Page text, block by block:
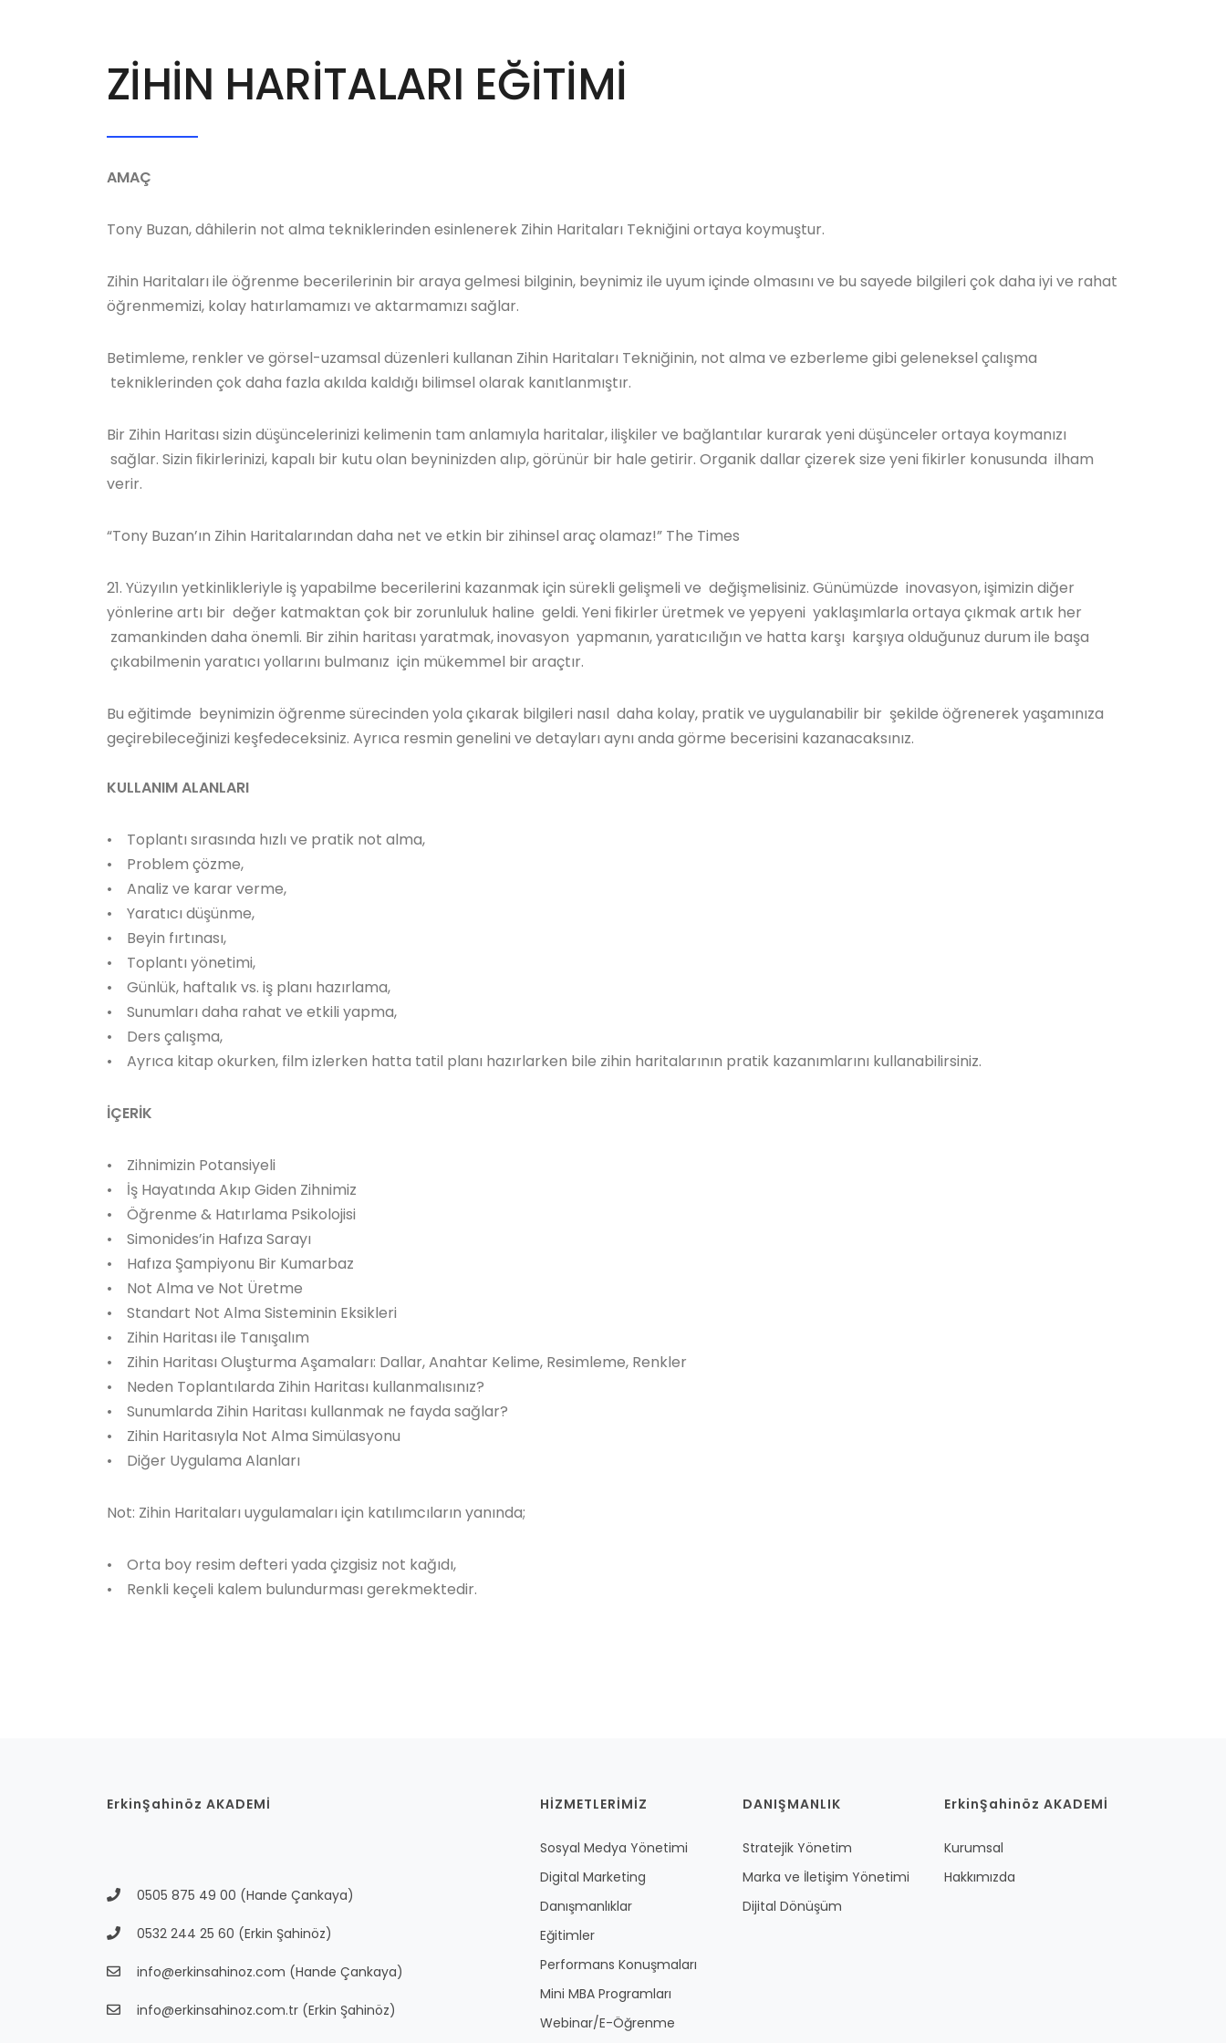
ZİHİN HARİTALARI EĞİTİMİ
AMAÇ
Tony Buzan, dâhilerin not alma tekniklerinden esinlenerek Zihin Haritaları Tekniğini ortaya koymuştur.
Zihin Haritaları ile öğrenme becerilerinin bir araya gelmesi bilginin, beynimiz ile uyum içinde olmasını ve bu sayede bilgileri çok daha iyi ve rahat
öğrenmemizi, kolay hatırlamamızı ve aktarmamızı sağlar.
Betimleme, renkler ve görsel-uzamsal düzenleri kullanan Zihin Haritaları Tekniğinin, not alma ve ezberleme gibi geleneksel çalışma
tekniklerinden çok daha fazla akılda kaldığı bilimsel olarak kanıtlanmıştır.
Bir Zihin Haritası sizin düşüncelerinizi kelimenin tam anlamıyla haritalar, ilişkiler ve bağlantılar kurarak yeni düşünceler ortaya koymanızı
sağlar. Sizin ﬁkirlerinizi, kapalı bir kutu olan beyninizden alıp, görünür bir hale getirir. Organik dallar çizerek size yeni ﬁkirler konusunda ilham
verir.
“Tony Buzan’ın Zihin Haritalarından daha net ve etkin bir zihinsel araç olamaz!” The Times
21. Yüzyılın yetkinlikleriyle iş yapabilme becerilerini kazanmak için sürekli gelişmeli ve değişmelisiniz. Günümüzde inovasyon, işimizin diğer
yönlerine artı bir değer katmaktan çok bir zorunluluk haline geldi. Yeni ﬁkirler üretmek ve yepyeni yaklaşımlarla ortaya çıkmak artık her
zamankinden daha önemli. Bir zihin haritası yaratmak, inovasyon yapmanın, yaratıcılığın ve hatta karşı karşıya olduğunuz durum ile başa
çıkabilmenin yaratıcı yollarını bulmanız için mükemmel bir araçtır.
Bu eğitimde beynimizin öğrenme sürecinden yola çıkarak bilgileri nasıl daha kolay, pratik ve uygulanabilir bir şekilde öğrenerek yaşamınıza
geçirebileceğinizi keşfedeceksiniz. Ayrıca resmin genelini ve detayları aynı anda görme becerisini kazanacaksınız.
KULLANIM ALANLARI
• Toplantı sırasında hızlı ve pratik not alma,
• Problem çözme,
• Analiz ve karar verme,
• Yaratıcı düşünme,
• Beyin fırtınası,
• Toplantı yönetimi,
• Günlük, haftalık vs. iş planı hazırlama,
• Sunumları daha rahat ve etkili yapma,
• Ders çalışma,
• Ayrıca kitap okurken, film izlerken hatta tatil planı hazırlarken bile zihin haritalarının pratik kazanımlarını kullanabilirsiniz.
İÇERİK
• Zihnimizin Potansiyeli
• İş Hayatında Akıp Giden Zihnimiz
• Öğrenme & Hatırlama Psikolojisi
• Simonides’in Hafıza Sarayı
• Hafıza Şampiyonu Bir Kumarbaz
• Not Alma ve Not Üretme
• Standart Not Alma Sisteminin Eksikleri
• Zihin Haritası ile Tanışalım
• Zihin Haritası Oluşturma Aşamaları: Dallar, Anahtar Kelime, Resimleme, Renkler
• Neden Toplantılarda Zihin Haritası kullanmalısınız?
• Sunumlarda Zihin Haritası kullanmak ne fayda sağlar?
• Zihin Haritasıyla Not Alma Simülasyonu
• Diğer Uygulama Alanları
Not: Zihin Haritaları uygulamaları için katılımcıların yanında;
• Orta boy resim defteri yada çizgisiz not kağıdı,
• Renkli keçeli kalem bulundurması gerekmektedir.
ErkinŞahinöz AKADEMİ
0505 875 49 00 (Hande Çankaya)
0532 244 25 60 (Erkin Şahinöz)
info@erkinsahinoz.com (Hande Çankaya)
info@erkinsahinoz.com.tr (Erkin Şahinöz)
HİZMETLERİMİZ
Sosyal Medya Yönetimi
Digital Marketing
Danışmanlıklar
Eğitimler
Performans Konuşmaları
Mini MBA Programları
Webinar/E-Öğrenme
DANIŞMANLIK
Stratejik Yönetim
Marka ve İletişim Yönetimi
Dijital Dönüşüm
ErkinŞahinöz AKADEMİ
Kurumsal
Hakkımızda